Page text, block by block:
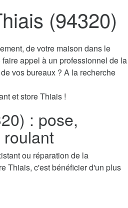
(94320)
de votre maison dans le
appel à un professionnel de la
vos bureaux ? A la recherche
et store Thiais !
: pose,
ou réparation de la
Thiais, c'est bénéficier d'un plus